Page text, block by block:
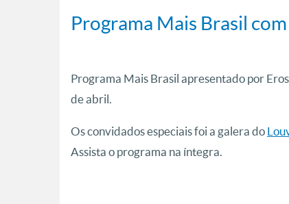
Programa Mais Brasil
Programa Mais Brasil apresentado por
de abril.
Os convidados especiais foi a galera do
Assista o programa na íntegra.